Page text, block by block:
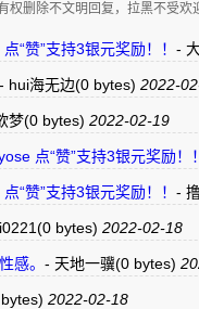
权删除不文明回复，拉黑不受欢
“赞”支持3银元奖励！！ -
- hui海无边(0 bytes) 2022-
梦(0 bytes) 2022-02-19
点“赞”支持3银元奖励！！
“赞”支持3银元奖励！！ -
(0 bytes) 2022-02-18
感。 - 天地一骥(0 bytes)
2022-02-18